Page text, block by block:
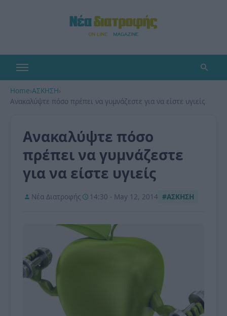
Home›ΑΣΚΗΣΗ›
Ανακαλύψτε πόσο πρέπει να γυμνάζεστε για να είστε υγιείς
Ανακαλύψτε πόσο
πρέπει να γυμνάζεστε
για να είστε υγιείς
Νέα Διατροφής 14:30 - May 12, 2014 #ΑΣΚΗΣΗ